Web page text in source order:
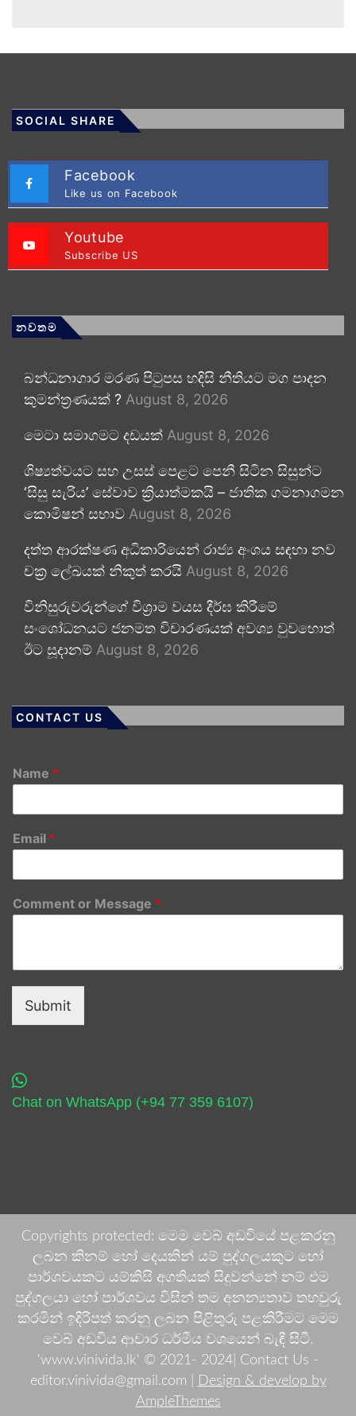
SOCIAL SHARE
Facebook
Like us on Facebook
Youtube
Subscribe US
නවතම
බන්ධනාගාර මරණ පිටුපස හදිසි නීතියට මග පාදන
කුමන්ත්‍රණයක් ? August 8, 2026
මෙටා සමාගමට දඩයක් August 8, 2026
ශිෂ්‍යත්වයට සහ උසස් පෙළට පෙනී සිටින සිසුන්ට
‘සිසු සැරිය’ සේවාව ක්‍රියාත්මකයි – ජාතික ගමනාගමන
කොමිෂන් සභාව August 8, 2026
දත්ත ආරක්ෂණ අධිකාරියෙන් රාජ්‍ය අංශය සඳහා නව
චක්‍ර ලේඛයක් නිකුත් කරයි August 8, 2026
විනිසුරුවරුන්ගේ විශ්‍රාම වයස දීර්ඝ කිරීමේ
සංශෝධනයට ජනමත විචාරණයක් අවශ්‍ය වුවහොත්
ඊට සූදානම් August 8, 2026
CONTACT US
Name *
Email *
Comment or Message *
Submit
Chat on WhatsApp (+94 77 359 6107)
Copyrights protected: මෙම වෙබ් අඩවියේ පළකරනු
ලබන කිනම් හෝ දෙයකින් යම් පුද්ගලයකුට හෝ
පාර්ශවයකට යම්කිසි අගතියක් සිදුවන්නේ නම් එම
පුද්ගලයා හෝ පාර්ශවය විසින් තම අනන්‍යතාව තහවුරු
කරමින් ඉදිරිපත් කරනු ලබන පිළිතුරු පළකිරීමට මෙම
වෙබ් අඩවිය ආචාර ධර්මීය වශයෙන් බැඳී සිටී.
'www.vinivida.lk' © 2021- 2024| Contact Us -
editor.vinivida@gmail.com |
Design & develop by
AmpleThemes